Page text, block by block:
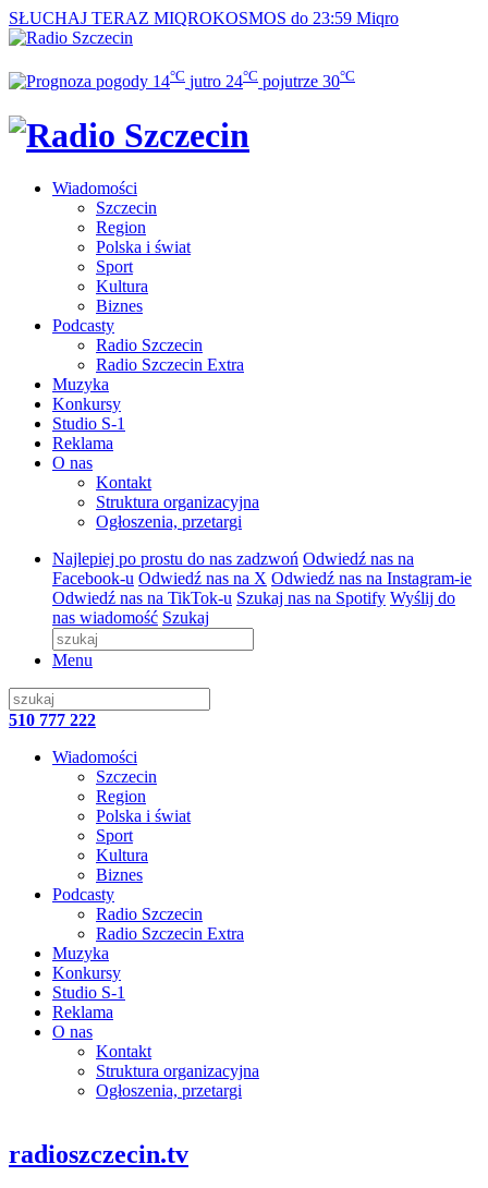
SŁUCHAJ TERAZ MIQROKOSMOS do 23:59 Miqro
14°C jutro 24°C pojutrze 30°C
Wiadomości
Szczecin
Region
Polska i świat
Sport
Kultura
Biznes
Podcasty
Radio Szczecin
Radio Szczecin Extra
Muzyka
Konkursy
Studio S-1
Reklama
O nas
Kontakt
Struktura organizacyjna
Ogłoszenia, przetargi
Najlepiej po prostu do nas zadzwoń Odwiedź nas na
Facebook-u Odwiedź nas na X Odwiedź nas na Instagram-ie
Odwiedź nas na TikTok-u Szukaj nas na Spotify Wyślij do
nas wiadomość Szukaj
Menu
510 777 222
Wiadomości
Szczecin
Region
Polska i świat
Sport
Kultura
Biznes
Podcasty
Radio Szczecin
Radio Szczecin Extra
Muzyka
Konkursy
Studio S-1
Reklama
O nas
Kontakt
Struktura organizacyjna
Ogłoszenia, przetargi
radioszczecin.tv